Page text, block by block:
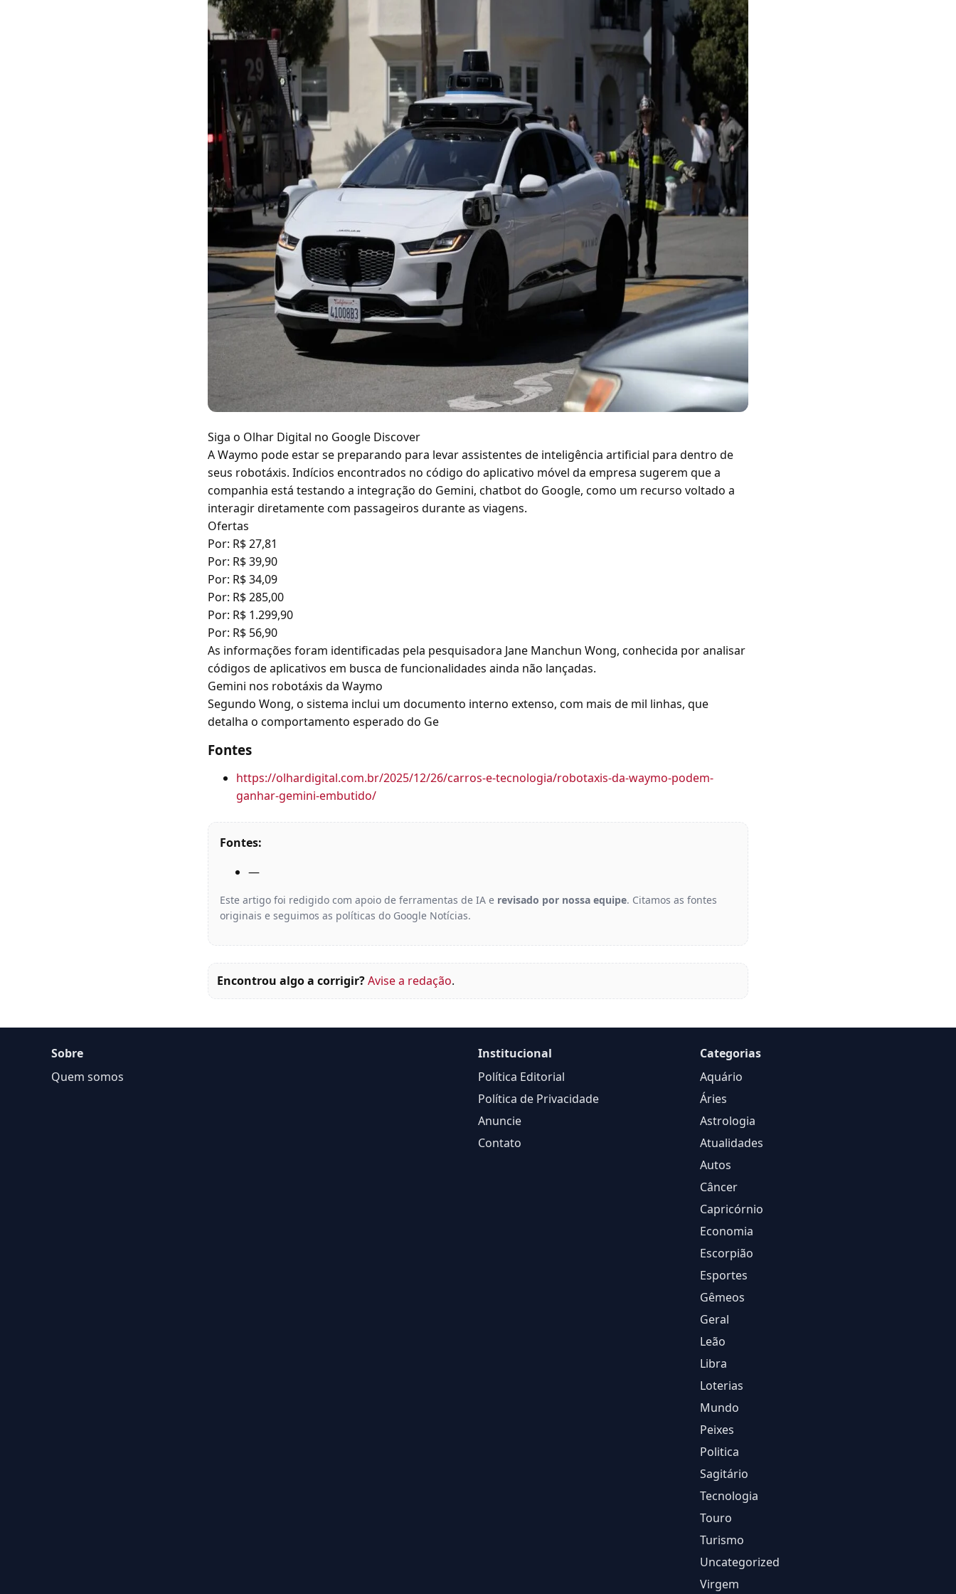
Siga o Olhar Digital no Google Discover
A Waymo pode estar se preparando para levar assistentes de inteligência artificial para dentro de
seus robotáxis. Indícios encontrados no código do aplicativo móvel da empresa sugerem que a
companhia está testando a integração do Gemini, chatbot do Google, como um recurso voltado a
interagir diretamente com passageiros durante as viagens.
Ofertas
Por: R$ 27,81
Por: R$ 39,90
Por: R$ 34,09
Por: R$ 285,00
Por: R$ 1.299,90
Por: R$ 56,90
As informações foram identificadas pela pesquisadora Jane Manchun Wong, conhecida por analisar
códigos de aplicativos em busca de funcionalidades ainda não lançadas.
Gemini nos robotáxis da Waymo
Segundo Wong, o sistema inclui um documento interno extenso, com mais de mil linhas, que
detalha o comportamento esperado do Ge
Fontes
https://olhardigital.com.br/2025/12/26/carros-e-tecnologia/robotaxis-da-waymo-podem-
ganhar-gemini-embutido/
Fontes:
—
Este artigo foi redigido com apoio de ferramentas de IA e revisado por nossa equipe. Citamos as fontes
originais e seguimos as políticas do Google Notícias.
Encontrou algo a corrigir?Avise a redação.
Sobre
Quem somos
Institucional
Política Editorial
Política de Privacidade
Anuncie
Contato
Categorias
Aquário
Áries
Astrologia
Atualidades
Autos
Câncer
Capricórnio
Economia
Escorpião
Esportes
Gêmeos
Geral
Leão
Libra
Loterias
Mundo
Peixes
Politica
Sagitário
Tecnologia
Touro
Turismo
Uncategorized
Virgem